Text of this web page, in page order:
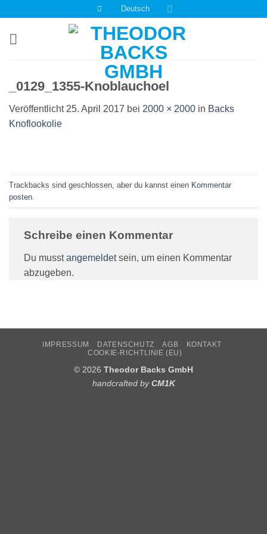
springen
Deutsch
_0129_1355-Knoblauchoel
Veröffentlicht 25. April 2017 bei 2000 × 2000 in Backs
Knoflookolie
Trackbacks sind geschlossen, aber du kannst einen Kommentar
posten
Schreibe einen Kommentar
Du musstangemeldetsein, um einen Kommentar
abzugeben.
IMPRESSUM DATENSCHUTZ AGB
KONTAKT
COOKIE-RICHTLINIE (EU)
© 2026 Theodor Backs GmbH
handcrafted byCM1K